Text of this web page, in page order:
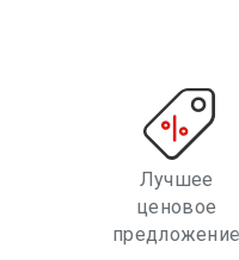
Лучшее
ценовое
предложение